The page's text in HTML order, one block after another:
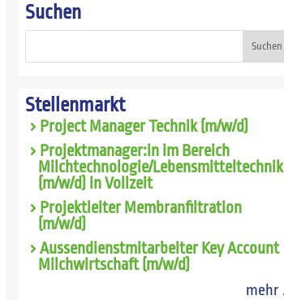
Suchen
Suchen
Stellenmarkt
Project Manager Technik (m/w/d)
Projektmanager:in im Bereich
Milchtechnologie/Lebensmitteltechnik
(m/w/d) in Vollzeit
Projektleiter Membranfiltration
(m/w/d)
Aussendienstmitarbeiter Key Account
Milchwirtschaft (m/w/d)
mehr